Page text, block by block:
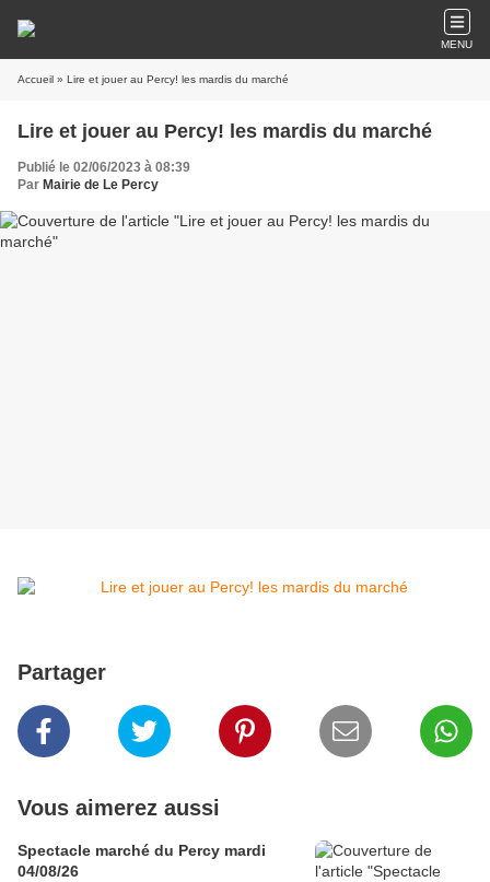
MENU
Accueil » Lire et jouer au Percy! les mardis du marché
Lire et jouer au Percy! les mardis du marché
Publié le 02/06/2023 à 08:39
Par Mairie de Le Percy
Partager
Vous aimerez aussi
Spectacle marché du Percy mardi
04/08/26